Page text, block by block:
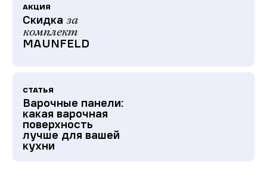
АКЦИЯ
Скидка за
комплект
MAUNFELD
СТАТЬЯ
Варочные панели:
какая варочная
поверхность
лучше для вашей
кухни